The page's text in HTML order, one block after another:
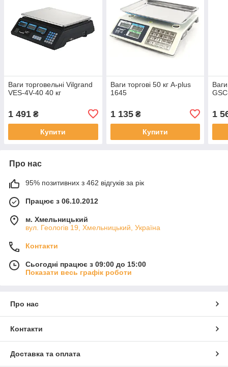
Ваги торговельні Vilgrand
VES-4V-40 40 кг
1 491 ₴
Купити
Ваги торгові 50 кг A-plus
1645
1 135₴
Купити
1
Про нас
95% позитивних з 462 відгуків за рік
Працює з 06.10.2012
м. Хмельницький
вул. Геологів 19, Хмельницький, Україна
Контакти
Сьогодні працює з 09:00 до 15:00
Показати весь графік роботи
Про нас
Контакти
Доставка та оплата